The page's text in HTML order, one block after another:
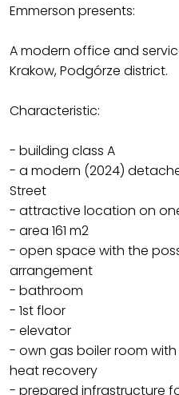
Emmerson presents:
A modern office and
Krakow, Podgórze district.
Characteristic:
- building class A
- a modern (2024)
Street
- attractive location on
- area 161 m2
- open space with the
arrangement
- bathroom
- 1st floor
- elevator
- own gas boiler room
heat recovery
- prepared infrastructure